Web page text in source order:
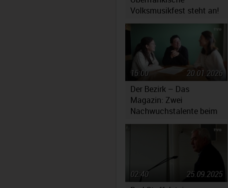
Volksmusikfest steht an!
Der Bezirk – Das
Magazin: Zwei
Nachwuchstalente beim
Jugendsymphonieorchester
20.01.2026
15:00
25.09.2025
02:40